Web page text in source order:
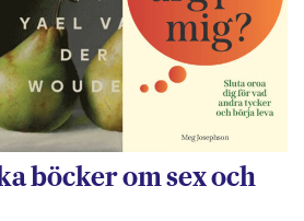
böcker om sex och